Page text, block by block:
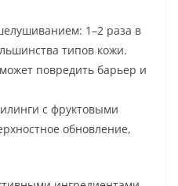
1–2 раза в
типов кожи.
повредить барьер и
с фруктовыми
обновление,